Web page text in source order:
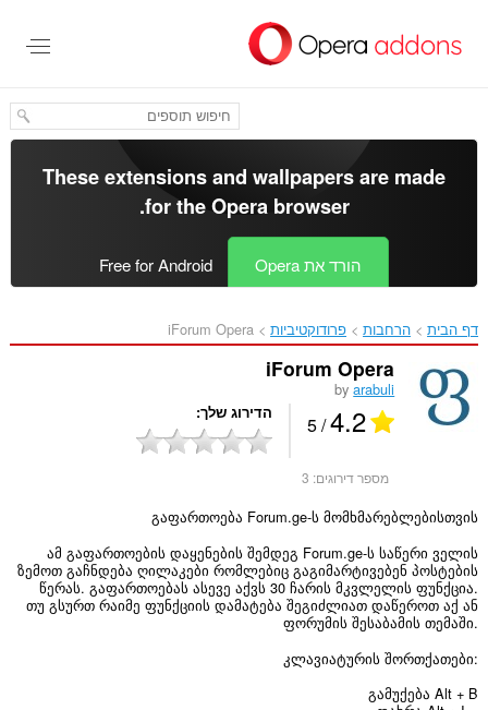
העיקרי
These extensions and wallpapers are made
for theOpera browser
.
הורד את Opera Free for Android
דף הבית הרחבות פרודוקטיביות iForum Opera‎
iForum Opera
byarabuli
4.2
/ 5 הדירוג שלך
מספר דירוגים: 3
გაფართოება Forum.ge-ს მომხმარებლებისთვის
ამ გაფართოების დაყენების შემდეგ Forum.ge-ს საწერი ველის
ზემოთ გაჩნდება ღილაკები რომლებიც გაგიმარტივებენ პოსტების
წერას. გაფართოებას ასევე აქვს 30 ჩარის მკვლელის ფუნქცია.
თუ გსურთ რაიმე ფუნქციის დამატება შეგიძლიათ დაწეროთ აქ ან
ფორუმის შესაბამის თემაში.
კლავიატურის შორთქათები:
გამუქება Alt + B